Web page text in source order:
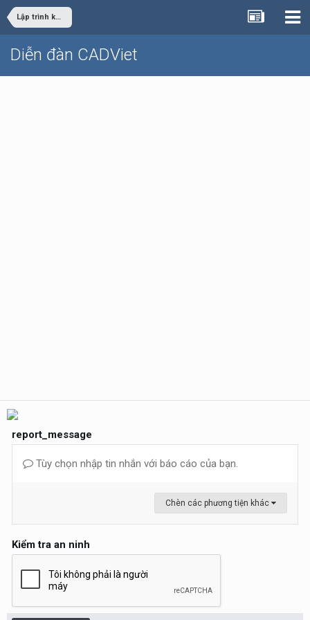
Lập trình khác
Diễn đàn CADViet
report_message
Tùy chọn nhập tin nhắn với báo cáo của bạn.
Chèn các phương tiện khác
Kiểm tra an ninh